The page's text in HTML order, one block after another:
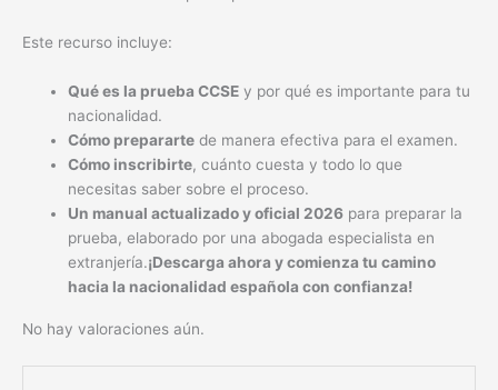
Este recurso incluye:
Qué es la prueba CCSE y por qué es importante para tu
nacionalidad.
Cómo prepararte de manera efectiva para el examen.
Cómo inscribirte, cuánto cuesta y todo lo que
necesitas saber sobre el proceso.
Un manual actualizado y oficial 2026 para preparar la
prueba, elaborado por una abogada especialista en
extranjería.¡Descarga ahora y comienza tu camino
hacia la nacionalidad española con confianza!
No hay valoraciones aún.